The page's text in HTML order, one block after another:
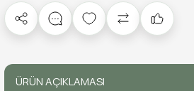
ÜRÜN AÇIKLAMASI